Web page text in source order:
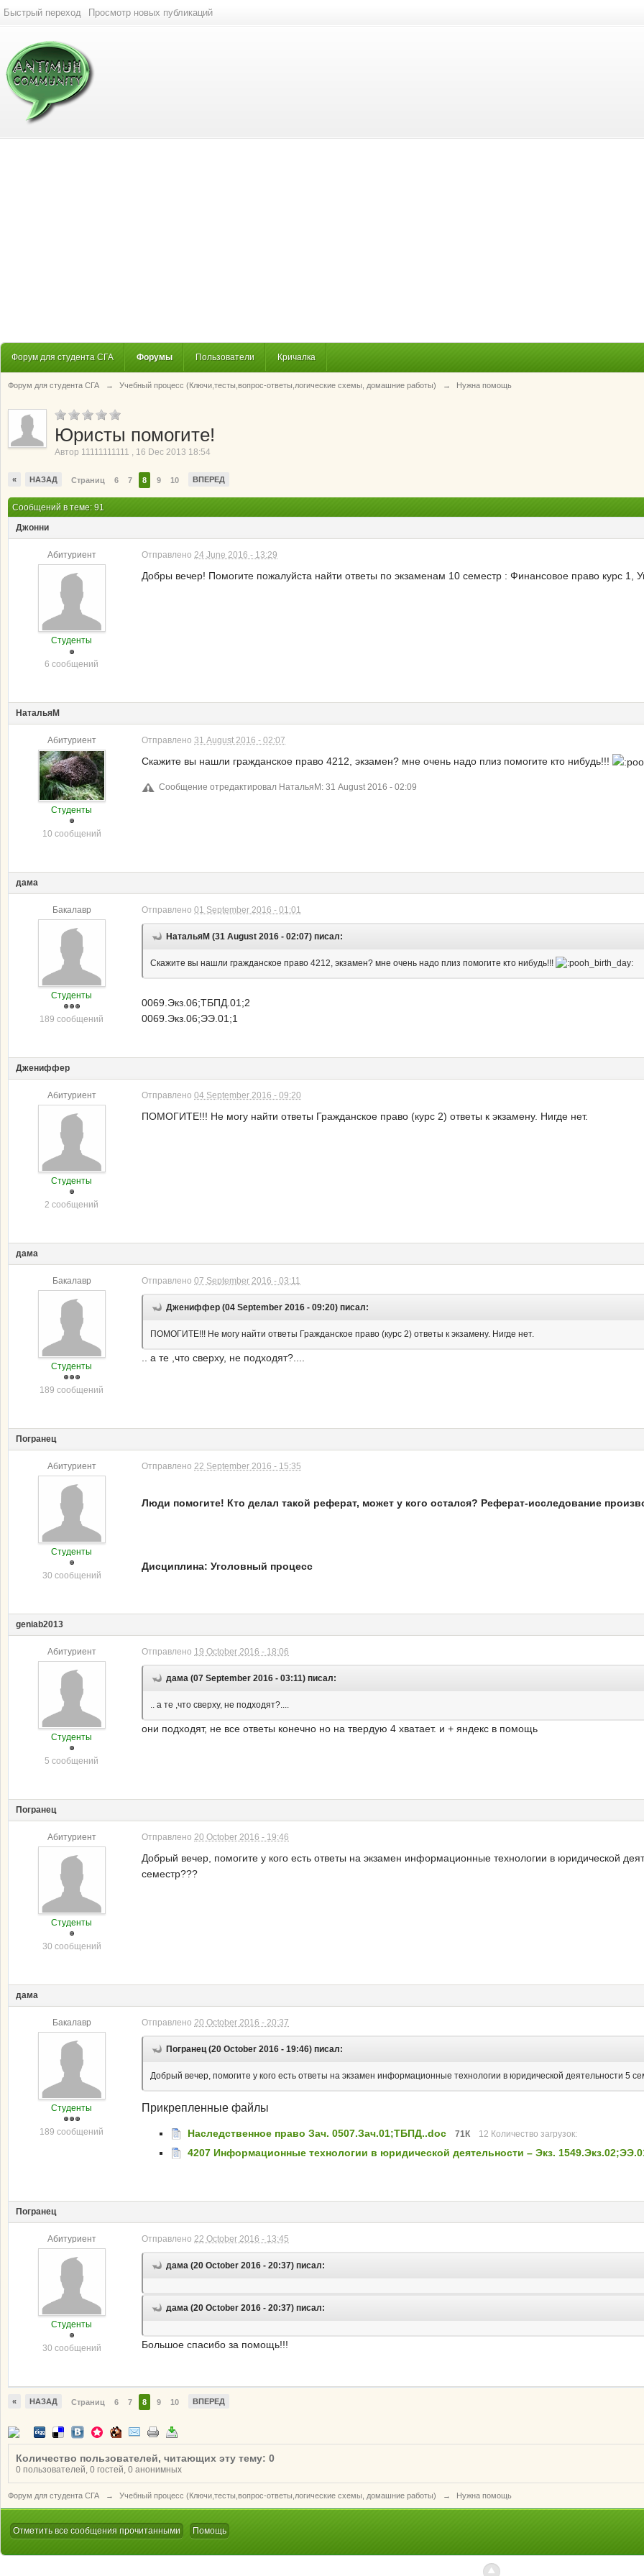
Быстрый переход Просмотр новых публикаций
Форум для студента СГА Форумы Пользователи Кричалка
Форум для студента СГА → Учебный процесс (Ключи,тесты,вопрос-ответы,логические схемы, домашние работы) → Нужна помощь
Юристы помогите!
Автор 11111111111 , 16 Dec 2013 18:54
« НАЗАД Страниц 6 7 8 9 10 ВПЕРЕД
Сообщений в теме: 91
Джонни
Абитуриент
Студенты
6 сообщений
Отправлено 24 June 2016 - 13:29
Добры вечер! Помогите пожалуйста найти ответы по экзаменам 10 семестр : Финансовое право курс 1,
НатальяМ
Абитуриент
Студенты
10 сообщений
Отправлено 31 August 2016 - 02:07
Скажите вы нашли гражданское право 4212, экзамен? мне очень надо плиз помогите кто нибудь!!!
Сообщение отредактировал НатальяМ: 31 August 2016 - 02:09
дама
Бакалавр
Студенты
189 сообщений
Отправлено 01 September 2016 - 01:01
НатальяМ (31 August 2016 - 02:07) писал:
Скажите вы нашли гражданское право 4212, экзамен? мне очень надо плиз помогите кто нибудь!!!
0069.Экз.06;ТБПД.01;2
0069.Экз.06;ЭЭ.01;1
Джениффер
Абитуриент
Студенты
2 сообщений
Отправлено 04 September 2016 - 09:20
ПОМОГИТЕ!!! Не могу найти ответы Гражданское право (курс 2) ответы к экзамену. Нигде нет.
дама
Бакалавр
Студенты
189 сообщений
Отправлено 07 September 2016 - 03:11
Джениффер (04 September 2016 - 09:20) писал:
ПОМОГИТЕ!!! Не могу найти ответы Гражданское право (курс 2) ответы к экзамену. Нигде нет.
.. а те ,что сверху, не подходят?....
Погранец
Абитуриент
Студенты
30 сообщений
Отправлено 22 September 2016 - 15:35
Люди помогите! Кто делал такой реферат, может у кого остался? Реферат-исследование
Дисциплина: Уголовный процесс
geniab2013
Абитуриент
Студенты
5 сообщений
Отправлено 19 October 2016 - 18:06
дама (07 September 2016 - 03:11) писал:
.. а те ,что сверху, не подходят?....
они подходят, не все ответы конечно но на твердую 4 хватает. и + яндекс в помощь
Погранец
Абитуриент
Студенты
30 сообщений
Отправлено 20 October 2016 - 19:46
Добрый вечер, помогите у кого есть ответы на экзамен информационные технологии в юридической
семестр???
дама
Бакалавр
Студенты
189 сообщений
Отправлено 20 October 2016 - 20:37
Погранец (20 October 2016 - 19:46) писал:
Добрый вечер, помогите у кого есть ответы на экзамен информационные технологии в юридической деятельности 5
Прикрепленные файлы
Наследственное право Зач. 0507.Зач.01;ТБПД..doc 71К 12 Количество загрузок:
4207 Информационные технологии в юридической деятельности – Экз.
Погранец
Абитуриент
Студенты
30 сообщений
Отправлено 22 October 2016 - 13:45
дама (20 October 2016 - 20:37) писал:
дама (20 October 2016 - 20:37) писал:
Большое спасибо за помощь!!!
« НАЗАД Страниц 6 7 8 9 10 ВПЕРЕД
Количество пользователей, читающих эту тему: 0
0 пользователей, 0 гостей, 0 анонимных
Форум для студента СГА → Учебный процесс (Ключи,тесты,вопрос-ответы,логические схемы, домашние работы) → Нужна помощь
Отметить все сообщения прочитанными Помощь